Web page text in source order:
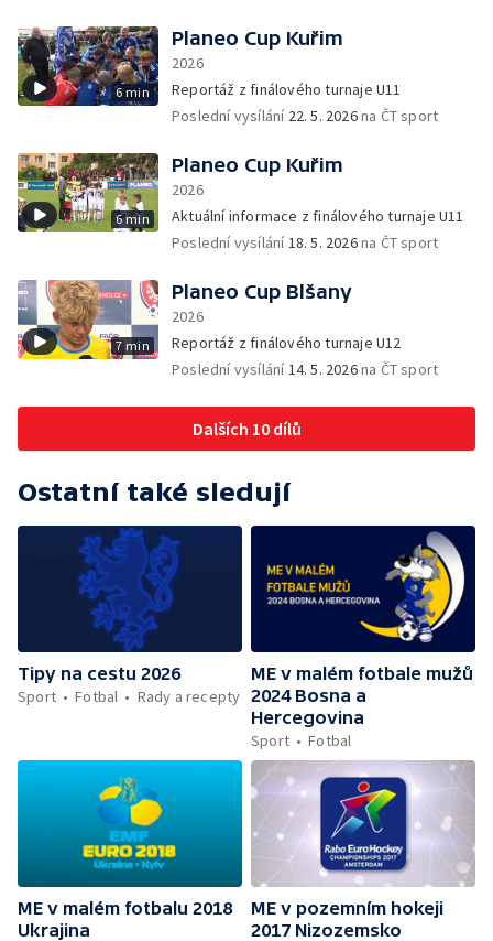
6 min
Planeo Cup Kuřim
2026
Reportáž z finálového turnaje U11
Poslední vysílání 22. 5. 2026na ČT sport
6 min
Planeo Cup Kuřim
2026
Aktuální informace z finálového turnaje U11
Poslední vysílání18. 5. 2026na ČT sport
7 min
Planeo Cup Blšany
2026
Reportáž z finálového turnaje U12
Poslední vysílání14. 5. 2026na ČT sport
Dalších 10 dílů
Ostatní také sledují
Tipy na cestu 2026
Sport
Fotbal Rady a recepty
ME v malém fotbale mužů
2024 Bosna a
Hercegovina
Sport
Fotbal
ME v malém fotbalu 2018
Ukrajina
ME v pozemním hokeji
2017 Nizozemsko